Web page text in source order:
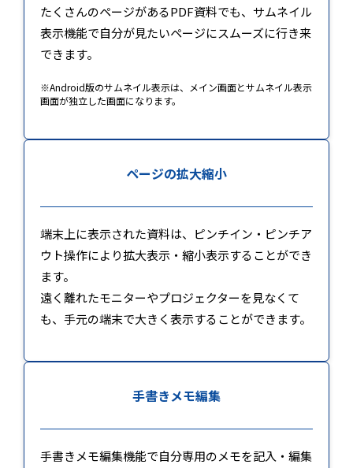
たくさんのページがあるPDF資料でも、サムネイル
表示機能で自分が見たいページにスムーズに行き来
できます。
※Android版のサムネイル表示は、メイン画面とサムネイル表示
画面が独立した画面になります。
ページの拡大縮小
端末上に表示された資料は、ピンチイン・ピンチア
ウト操作により拡大表示・縮小表示することができ
ます。
遠く離れたモニターやプロジェクターを見なくて
も、手元の端末で大きく表示することができます。
手書きメモ編集
手書きメモ編集機能で自分専用のメモを記入・編集